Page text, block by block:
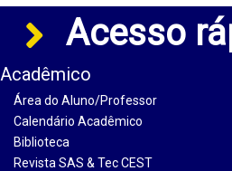
Acesso
Acadêmico
Área do Aluno/Professor
Calendário Acadêmico
Biblioteca
Revista SAS & Tec CEST